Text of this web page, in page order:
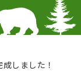
しました！